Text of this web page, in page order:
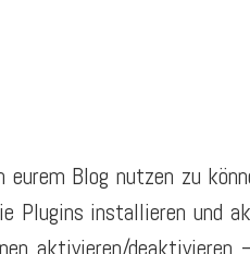
eurem Blog nutzen zu
Plugins installieren und